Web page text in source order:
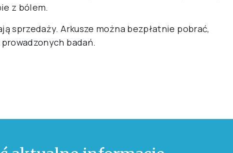
z bólem.
sprzedaży. Arkusze można bezpłatnie pobrać,
badań.